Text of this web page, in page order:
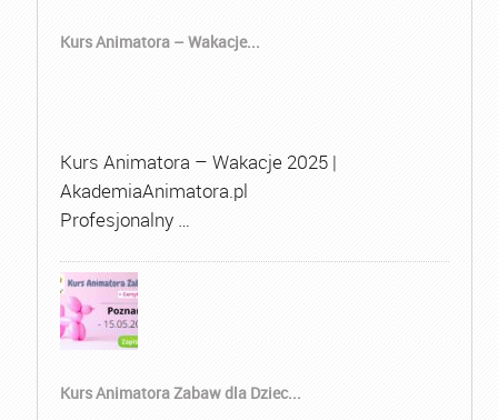
Kurs Animatora – Wakacje...
Kurs Animatora – Wakacje 2025 |
AkademiaAnimatora.pl
Profesjonalny …
Kurs Animatora Zabaw dla Dziec...